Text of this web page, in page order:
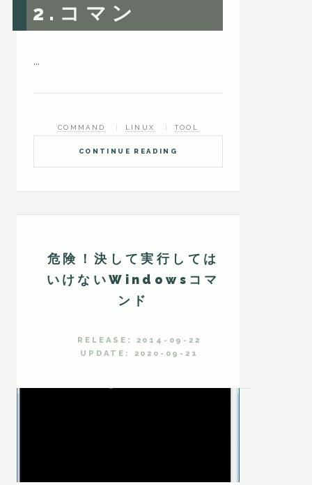
2.コマン
...
CONTINUE READING
COMMAND LINUX TOOL
危険！決して実行しては
いけないWindowsコマ
ンド
RELEASE: 2014-09-22
UPDATE: 2020-09-21